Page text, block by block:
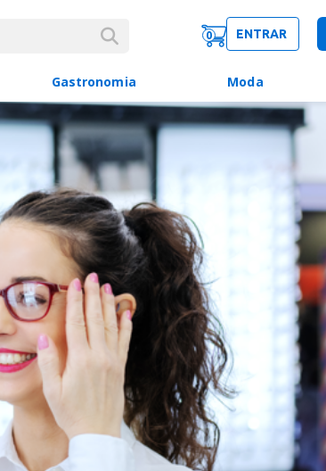
0 ENTRAR
Gastronomia Moda